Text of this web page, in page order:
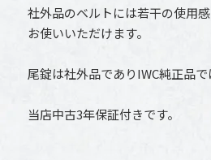
社外品のベルトには若干の使用
お使いいただけます。
尾錠は社外品でありIWC純正品で
当店中古3年保証付きです。